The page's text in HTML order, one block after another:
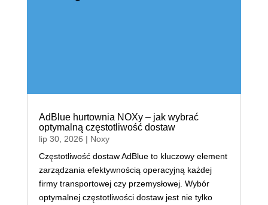
AdBlue hurtownia NOXy – jak wybrać
optymalną częstotliwość dostaw
lip 30, 2026 | Noxy
Częstotliwość dostaw AdBlue to kluczowy element
zarządzania efektywnością operacyjną każdej
firmy transportowej czy przemysłowej. Wybór
optymalnej częstotliwości dostaw jest nie tylko